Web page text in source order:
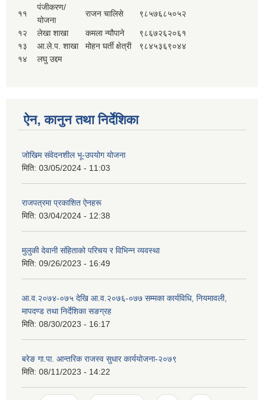
११
पंजीकरण/
योजना
राजन चालिसे ९८५७६८५०५२
१२ लेखा शाखा कमला न्यौपाने
९८६७२६२०६१
१३
आ.ले.प. शाखा मोहन घर्ती क्षेत्री
९८४५३६९०४४
१४
लघु उद्दम
ऐन, कानुन तथा निर्देशिका
जोखिम संवेदनशील भू-उपयोग योजना
मिति: 03/05/2024 - 11:03
राजपत्रमा प्रकाशित ऐनहरू
मिति: 03/04/2024 - 12:38
मुलुकी देवानी संहिताको परिचय र विभिन्न व्यवस्था
मिति: 09/26/2023 - 16:49
आ.व.२०७४-०७५ देखि आ.व.२०७६-०७७ सम्मका कार्यविधि, नियमावली,
मापदण्ड तथा निर्देशिका सङग्रह
मिति: 08/30/2023 - 16:17
बरेङ गा.पा. आन्तरिक राजस्व सुधार कार्ययोजना-२०७९
मिति: 08/11/2023 - 14:22